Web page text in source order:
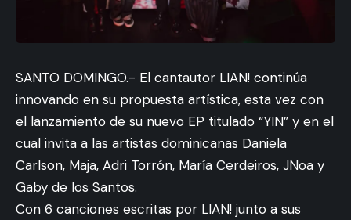
SANTO DOMINGO.- El cantautor LIAN! continúa
innovando en su propuesta artística, esta vez con
el lanzamiento de su nuevo EP titulado “YIN” y en el
cual invita a las artistas dominicanas Daniela
Carlson, Maja, Adri Torrón, María Cerdeiros, JNoa y
Gaby de los Santos.
Con 6 canciones escritas por LIAN! junto a sus